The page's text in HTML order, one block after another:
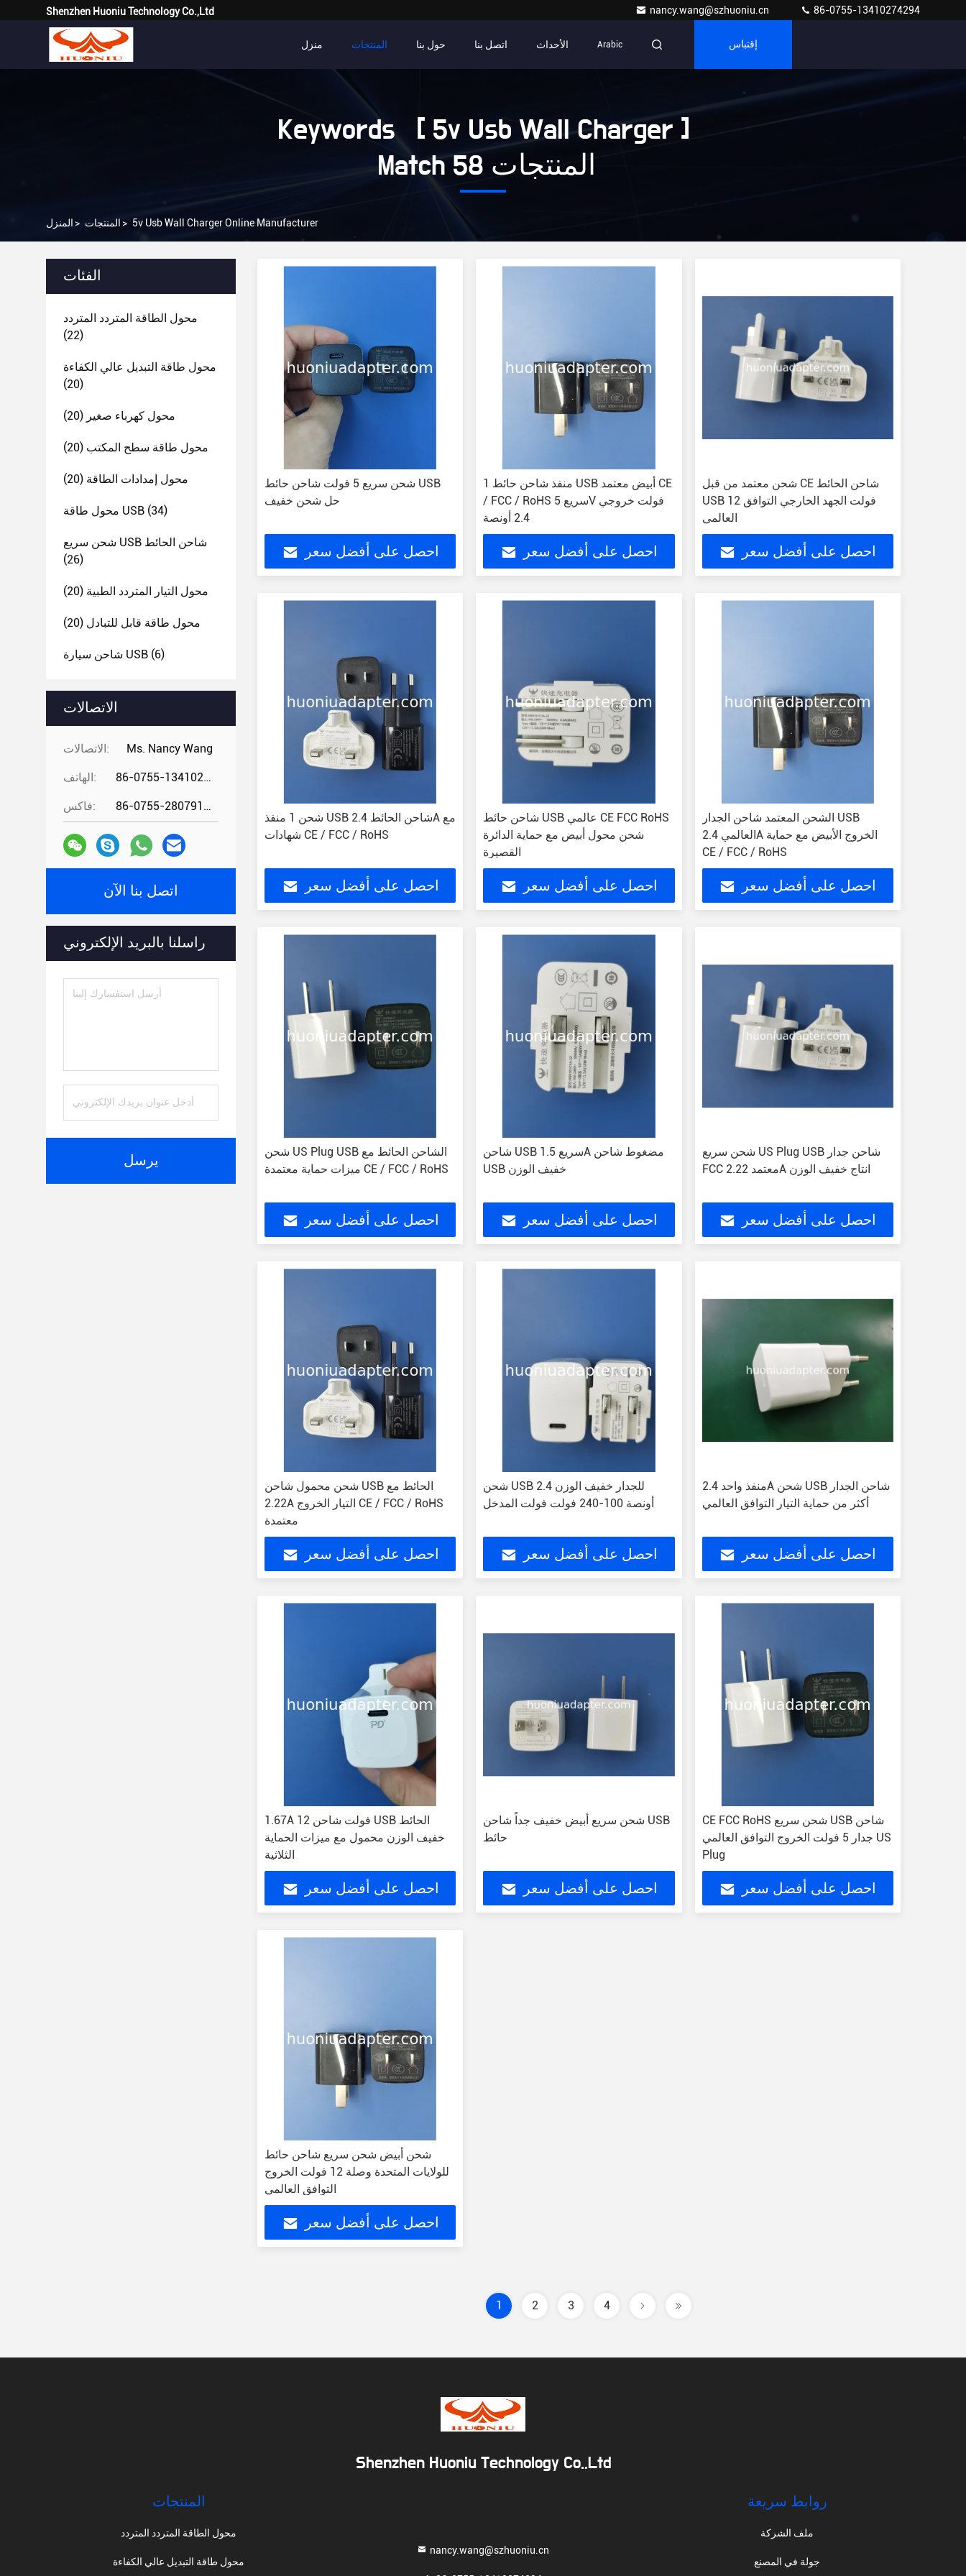
Shenzhen Huoniu Technology Co.,Ltd nancy.wang@szhuoniu.cn 86-0755-13410274294
منزل المنتجات حول بنا اتصل بنا الأحداث Arabic إقتباس
Keywords [ 5v Usb Wall Charger ]
Match 58 المنتجات
المنزل > المنتجات > 5v Usb Wall Charger Online Manufacturer
الفئات
محول الطاقة المتردد المتردد
(22)
محول طاقة التبديل عالي الكفاءة
(20)
محول كهرباء صغير (20)
محول طاقة سطح المكتب (20)
محول إمدادات الطاقة (20)
محول طاقة USB (34)
شحن سريع USB شاحن الحائط
(26)
محول التيار المتردد الطبية (20)
محول طاقة قابل للتبادل (20)
شاحن سيارة USB (6)
الاتصالات
الاتصالات: Ms. Nancy Wang
الهاتف: 86-0755-13410274294
فاكس: 86-0755-28079166
اتصل بنا الآن
راسلنا بالبريد الإلكتروني
يرسل
شحن سريع 5 فولت شاحن حائط USB
حل شحن خفيف
احصل على أفضل سعر
1 منفذ شاحن حائط USB أبيض معتمد CE
/ FCC / RoHS سريع 5V فولت خروجي
2.4 أونصة
احصل على أفضل سعر
شحن معتمد من قبل CE شاحن الحائط
USB 12 فولت الجهد الخارجي التوافق
العالمي
احصل على أفضل سعر
شحن 1 منفذ USB شاحن الحائط 2.4A مع
شهادات CE / FCC / RoHS
احصل على أفضل سعر
شاحن حائط USB عالمي CE FCC RoHS
شحن محول أبيض مع حماية الدائرة
القصيرة
احصل على أفضل سعر
الشحن المعتمد شاحن الجدار USB
العالمي 2.4A الخروج الأبيض مع حماية
CE / FCC / RoHS
احصل على أفضل سعر
شحن US Plug USB الشاحن الحائط مع
ميزات حماية معتمدة CE / FCC / RoHS
احصل على أفضل سعر
شاحن USB سريع 1.5A مضغوط شاحن
USB خفيف الوزن
احصل على أفضل سعر
شحن سريع US Plug USB شاحن جدار
FCC معتمد 2.22A انتاج خفيف الوزن
احصل على أفضل سعر
شحن محمول شاحن USB الحائط مع
2.22A التيار الخروج CE / FCC / RoHS
معتمدة
احصل على أفضل سعر
شحن USB للجدار خفيف الوزن 2.4
أونصة 100-240 فولت فولت المدخل
احصل على أفضل سعر
منفذ واحد 2.4A شحن USB شاحن الجدار
أكثر من حماية التيار التوافق العالمي
احصل على أفضل سعر
1.67A 12 فولت شاحن USB الحائط
خفيف الوزن محمول مع ميزات الحماية
الثلاثية
احصل على أفضل سعر
شحن سريع أبيض خفيف جداً شاحن USB
حائط
احصل على أفضل سعر
CE FCC RoHS شحن سريع USB شاحن
جدار 5 فولت الخروج التوافق العالمي US
Plug
احصل على أفضل سعر
شحن أبيض شحن سريع شاحن حائط
للولايات المتحدة وصلة 12 فولت الخروج
التوافق العالمي
احصل على أفضل سعر
1 2 3 4
Shenzhen Huoniu Technology Co.,Ltd
المنتجات
محول الطاقة المتردد المتردد
محول طاقة التبديل عالي الكفاءة
nancy.wang@szhuoniu.cn
روابط سريعة
ملف الشركة
جولة في المصنع